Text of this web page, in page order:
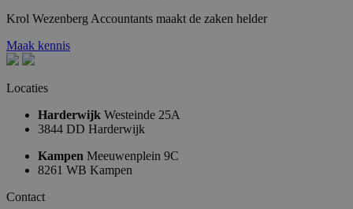
Krol Wezenberg Accountants maakt de zaken helder
Maak kennis
Locaties
Harderwijk Westeinde 25A
3844 DD Harderwijk
Kampen Meeuwenplein 9C
8261 WB Kampen
Contact